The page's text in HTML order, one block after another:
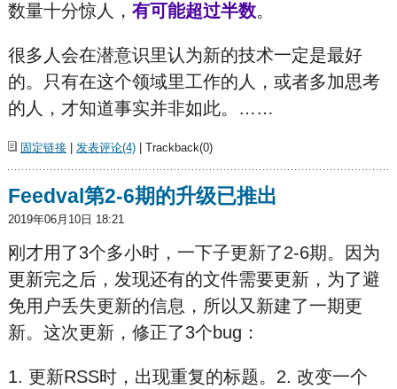
数量十分惊人， 有可能超过半数。
很多人会在潜意识里认为新的技术一定是最好
的。只有在这个领域里工作的人，或者多加思考
的人，才知道事实并非如此。……
固定链接| 发表评论(4)| Trackback(0)
Feedval第2-6期的升级已推出
2019年06月10日 18:21
刚才用了3个多小时，一下子更新了2-6期。因为
更新完之后，发现还有的文件需要更新，为了避
免用户丢失更新的信息，所以又新建了一期更
新。这次更新，修正了3个bug：
1. 更新RSS时，出现重复的标题。2. 改变一个